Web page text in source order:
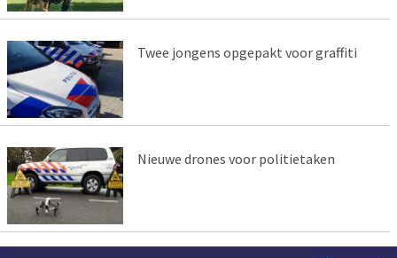
Twee jongens opgepakt voor graffiti
Nieuwe drones voor politietaken